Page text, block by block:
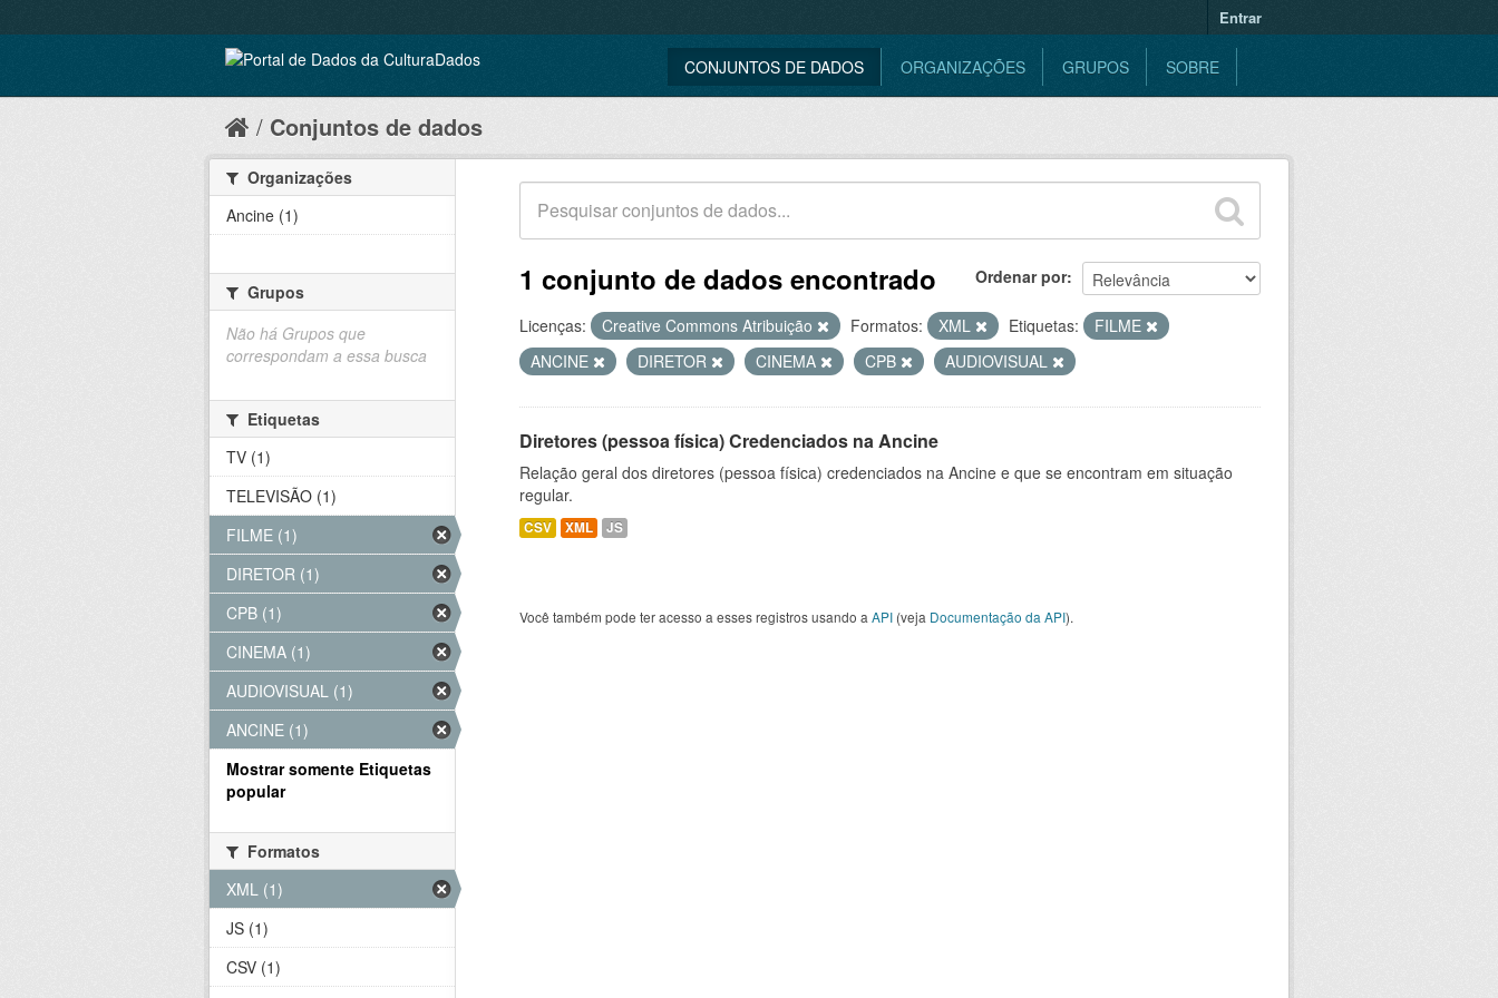
Entrar
CONJUNTOS DE DADOS ORGANIZAÇÕES GRUPOS SOBRE
Conjuntos de dados
Ordenar por
1 conjunto de dados encontrado
Licenças: Creative Commons Atribuição Formatos: XML Etiquetas:
FILME
ANCINE
DIRETOR CINEMA CPB AUDIOVISUAL
Diretores (pessoa física) Credenciados na Ancine
Relação geral dos diretores (pessoa física) credenciados na Ancine e que se encontram em situação
regular.
CSV XML JS
Você também pode ter acesso a esses registros usando a API (veja Documentação da API).
Organizações
Ancine (1)
Grupos
Não há Grupos que
correspondam a essa busca
Etiquetas
TV (1)
TELEVISÃO (1)
FILME (1)
DIRETOR (1)
CPB (1)
CINEMA (1)
AUDIOVISUAL (1)
ANCINE (1)
Mostrar somente Etiquetas
popular
Formatos
XML (1)
JS (1)
CSV (1)